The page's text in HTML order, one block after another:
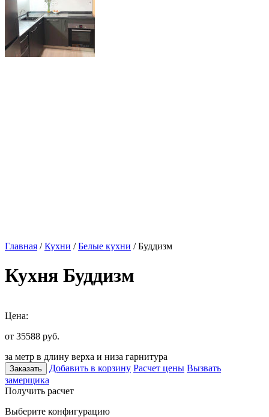
Главная /Кухни /Белые кухни / Буддизм
Кухня Буддизм
Цена:
от 35588 руб.
за метр в длину верха и низа гарнитура
Заказать Добавить в корзину Расчет цены Вызвать
замерщика
Получить расчет
Выберите конфигурацию